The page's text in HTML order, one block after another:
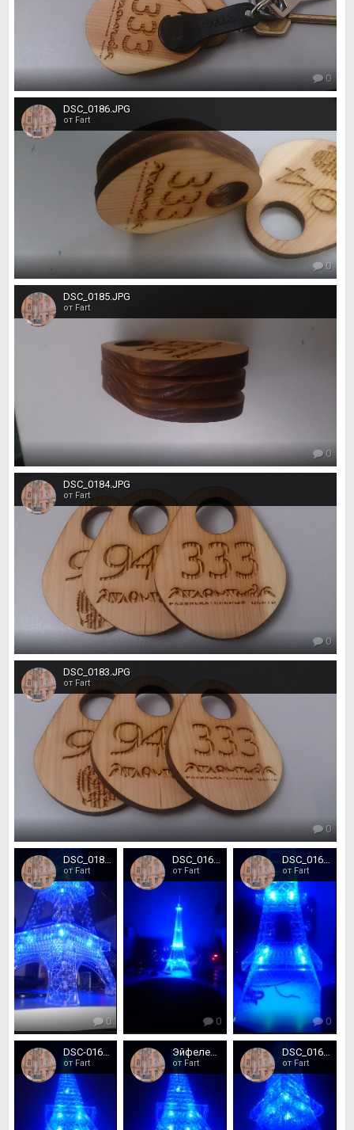
0
DSC_0186.JPG
от Fart
0
DSC_0185.JPG
от Fart
0
DSC_0184.JPG
от Fart
0
DSC_0183.JPG
от Fart
0
DSC_0180.JPG
от Fart
0
DSC_0164.JPG
от Fart
0
DSC_0163.JPG
от Fart
0
DSC-0162.JPG
от Fart
Эйфелева башня
от Fart
DSC_0160.JPG
от Fart